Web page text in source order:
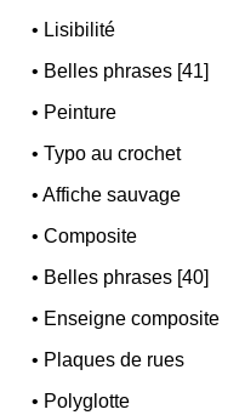
• Lisibilité
• Belles phrases [41]
• Peinture
•Typo au crochet
•Affiche sauvage
•Composite
• Belles phrases [40]
• Enseigne composite
• Plaques de rues
• Polyglotte